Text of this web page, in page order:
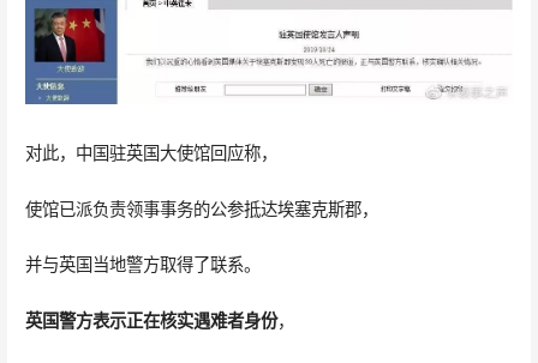
对此，中国驻英国大使馆回应称，
使馆已派负责领事事务的公参抵达埃塞克斯郡，
并与英国当地警方取得了联系。
英国警方表示正在核实遇难者身份，